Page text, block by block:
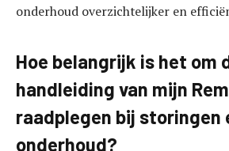
onderhoud overzichtelijker en
Hoe belangrijk is het om
handleiding van mijn
raadplegen bij storingen
onderhoud?